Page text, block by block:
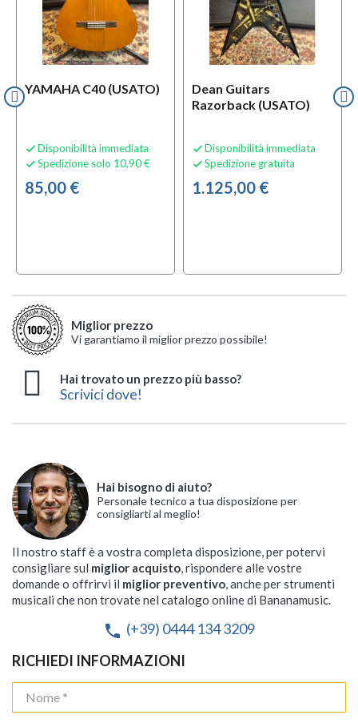
YAMAHA C40 (USATO)
 Disponibilità immediata
 Spedizione solo 10,90 €
85,00 €
Dean Guitars
Razorback (USATO)
 Disponibilità immediata
 Spedizione gratuita
1.125,00 €
Miglior prezzo
Vi garantiamo il miglior prezzo possibile!
Hai trovato un prezzo più basso?
Scrivici dove!
Hai bisogno di aiuto?
Personale tecnico a tua disposizione per
consigliarti al meglio!
Il nostro staff è a vostra completa disposizione, per potervi
consigliare sul miglior acquisto, rispondere alle vostre
domande o offrirvi il miglior preventivo, anche per strumenti
musicali che non trovate nel catalogo online di Bananamusic.
phone (+39) 0444 134 3209
RICHIEDI INFORMAZIONI